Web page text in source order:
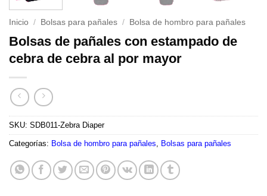
Inicio / Bolsas para pañales / Bolsa de hombro para pañales
Bolsas de pañales con estampado de
cebra de cebra al por mayor
SKU: SDB011-Zebra Diaper
Categorías: Bolsa de hombro para pañales, Bolsas para pañales